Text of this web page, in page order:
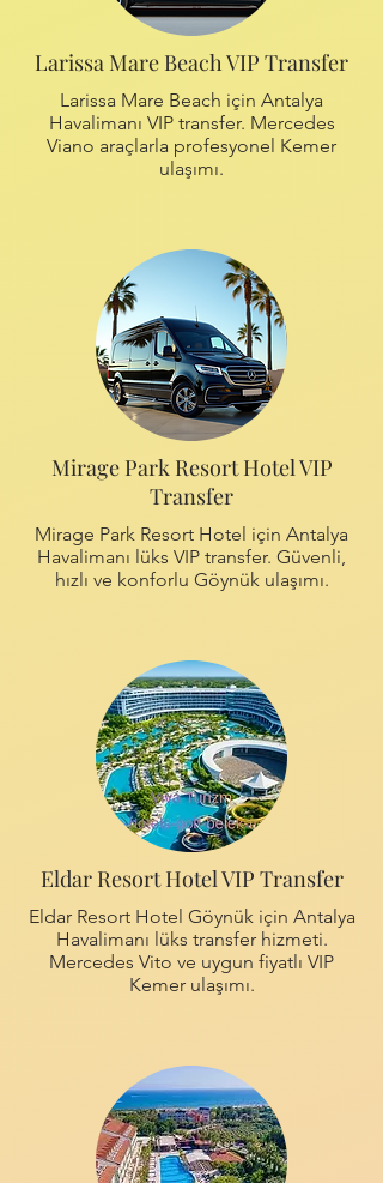
Larissa Mare Beach VIP Transfer
Larissa Mare Beach için Antalya
Havalimanı VIP transfer. Mercedes
Viano araçlarla profesyonel Kemer
ulaşımı.
Mirage Park Resort Hotel VIP
Transfer
Mirage Park Resort Hotel için Antalya
Havalimanı lüks VIP transfer. Güvenli,
hızlı ve konforlu Göynük ulaşımı.
Eldar Resort Hotel VIP Transfer
Eldar Resort Hotel Göynük için Antalya
Havalimanı lüks transfer hizmeti.
Mercedes Vito ve uygun fiyatlı VIP
Kemer ulaşımı.